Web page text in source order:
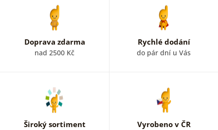
Doprava zdarma
nad 2500 Kč
Rychlé dodání
do pár dní u Vás
Široký sortiment Vyrobeno v ČR